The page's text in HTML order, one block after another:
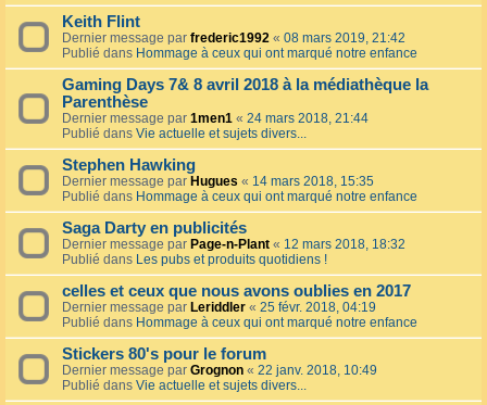
Keith Flint
Dernier message par frederic1992 « 08 mars 2019, 21:42
Publié dans Hommage à ceux qui ont marqué notre enfance
Gaming Days 7& 8 avril 2018 à la médiathèque la
Parenthèse
Dernier message par 1men1 « 24 mars 2018, 21:44
Publié dans Vie actuelle et sujets divers...
Stephen Hawking
Dernier message par Hugues « 14 mars 2018, 15:35
Publié dans Hommage à ceux qui ont marqué notre enfance
Saga Darty en publicités
Dernier message par Page-n-Plant « 12 mars 2018, 18:32
Publié dans Les pubs et produits quotidiens !
celles et ceux que nous avons oublies en 2017
Dernier message par Leriddler « 25 févr. 2018, 04:19
Publié dans Hommage à ceux qui ont marqué notre enfance
Stickers 80's pour le forum
Dernier message par Grognon « 22 janv. 2018, 10:49
Publié dans Vie actuelle et sujets divers...